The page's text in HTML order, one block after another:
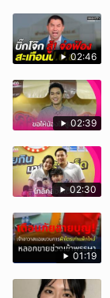
02:46
02:39
02:30
01:19